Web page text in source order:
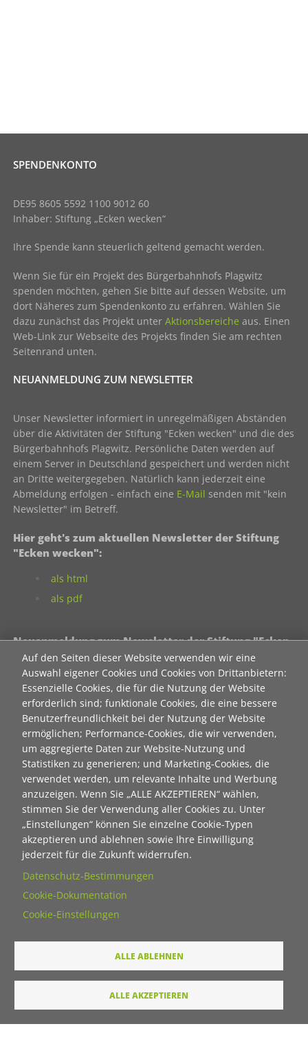
Auf den Seiten dieser Website verwenden wir eine
Auswahl eigener Cookies und Cookies von Drittanbietern:
Essenzielle Cookies, die für die Nutzung der Website
erforderlich sind; funktionale Cookies, die eine bessere
Benutzerfreundlichkeit bei der Nutzung der Website
ermöglichen; Performance-Cookies, die wir verwenden,
um aggregierte Daten zur Website-Nutzung und
Statistiken zu generieren; und Marketing-Cookies, die
verwendet werden, um relevante Inhalte und Werbung
anzuzeigen. Wenn Sie „ALLE AKZEPTIEREN“ wählen,
stimmen Sie der Verwendung aller Cookies zu. Unter
„Einstellungen“ können Sie einzelne Cookie-Typen
akzeptieren und ablehnen sowie Ihre Einwilligung
jederzeit für die Zukunft widerrufen.
Datenschutz-Bestimmungen
Cookie-Dokumentation
Cookie-Einstellungen
ALLE ABLEHNEN
ALLE AKZEPTIEREN
SPENDENKONTO
DE95 8605 5592 1100 9012 60
Inhaber: Stiftung „Ecken wecken“
Ihre Spende kann steuerlich geltend gemacht werden.
Wenn Sie für ein Projekt des Bürgerbahnhofs Plagwitz
spenden möchten, gehen Sie bitte auf dessen Website, um
dort Näheres zum Spendenkonto zu erfahren. Wählen Sie
dazu zunächst das Projekt unterAktionsbereiche aus. Einen
Web-Link zur Webseite des Projekts finden Sie am rechten
Seitenrand unten.
NEUANMELDUNG ZUM NEWSLETTER
Unser Newsletter informiert in unregelmäßigen Abständen
über die Aktivitäten der Stiftung "Ecken wecken" und die des
Bürgerbahnhofs Plagwitz. Persönliche Daten werden auf
einem Server in Deutschland gespeichert und werden nicht
an Dritte weitergegeben. Natürlich kann jederzeit eine
Abmeldung erfolgen - einfach eine E-Mail senden mit "kein
Newsletter" im Betreff.
Hier geht's zum aktuellen Newsletter der Stiftung
"Ecken wecken":
als html
als pdf
Neuanmeldung zum Newsletter der Stiftung "Ecken
wecken":
Contact 1
Anrede
Titel
Vorname
Nachname
E-Mail
Du